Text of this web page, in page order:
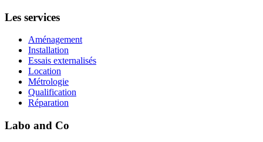
Les services
Aménagement
Installation
Essais externalisés
Location
Métrologie
Qualification
Réparation
Labo and Co